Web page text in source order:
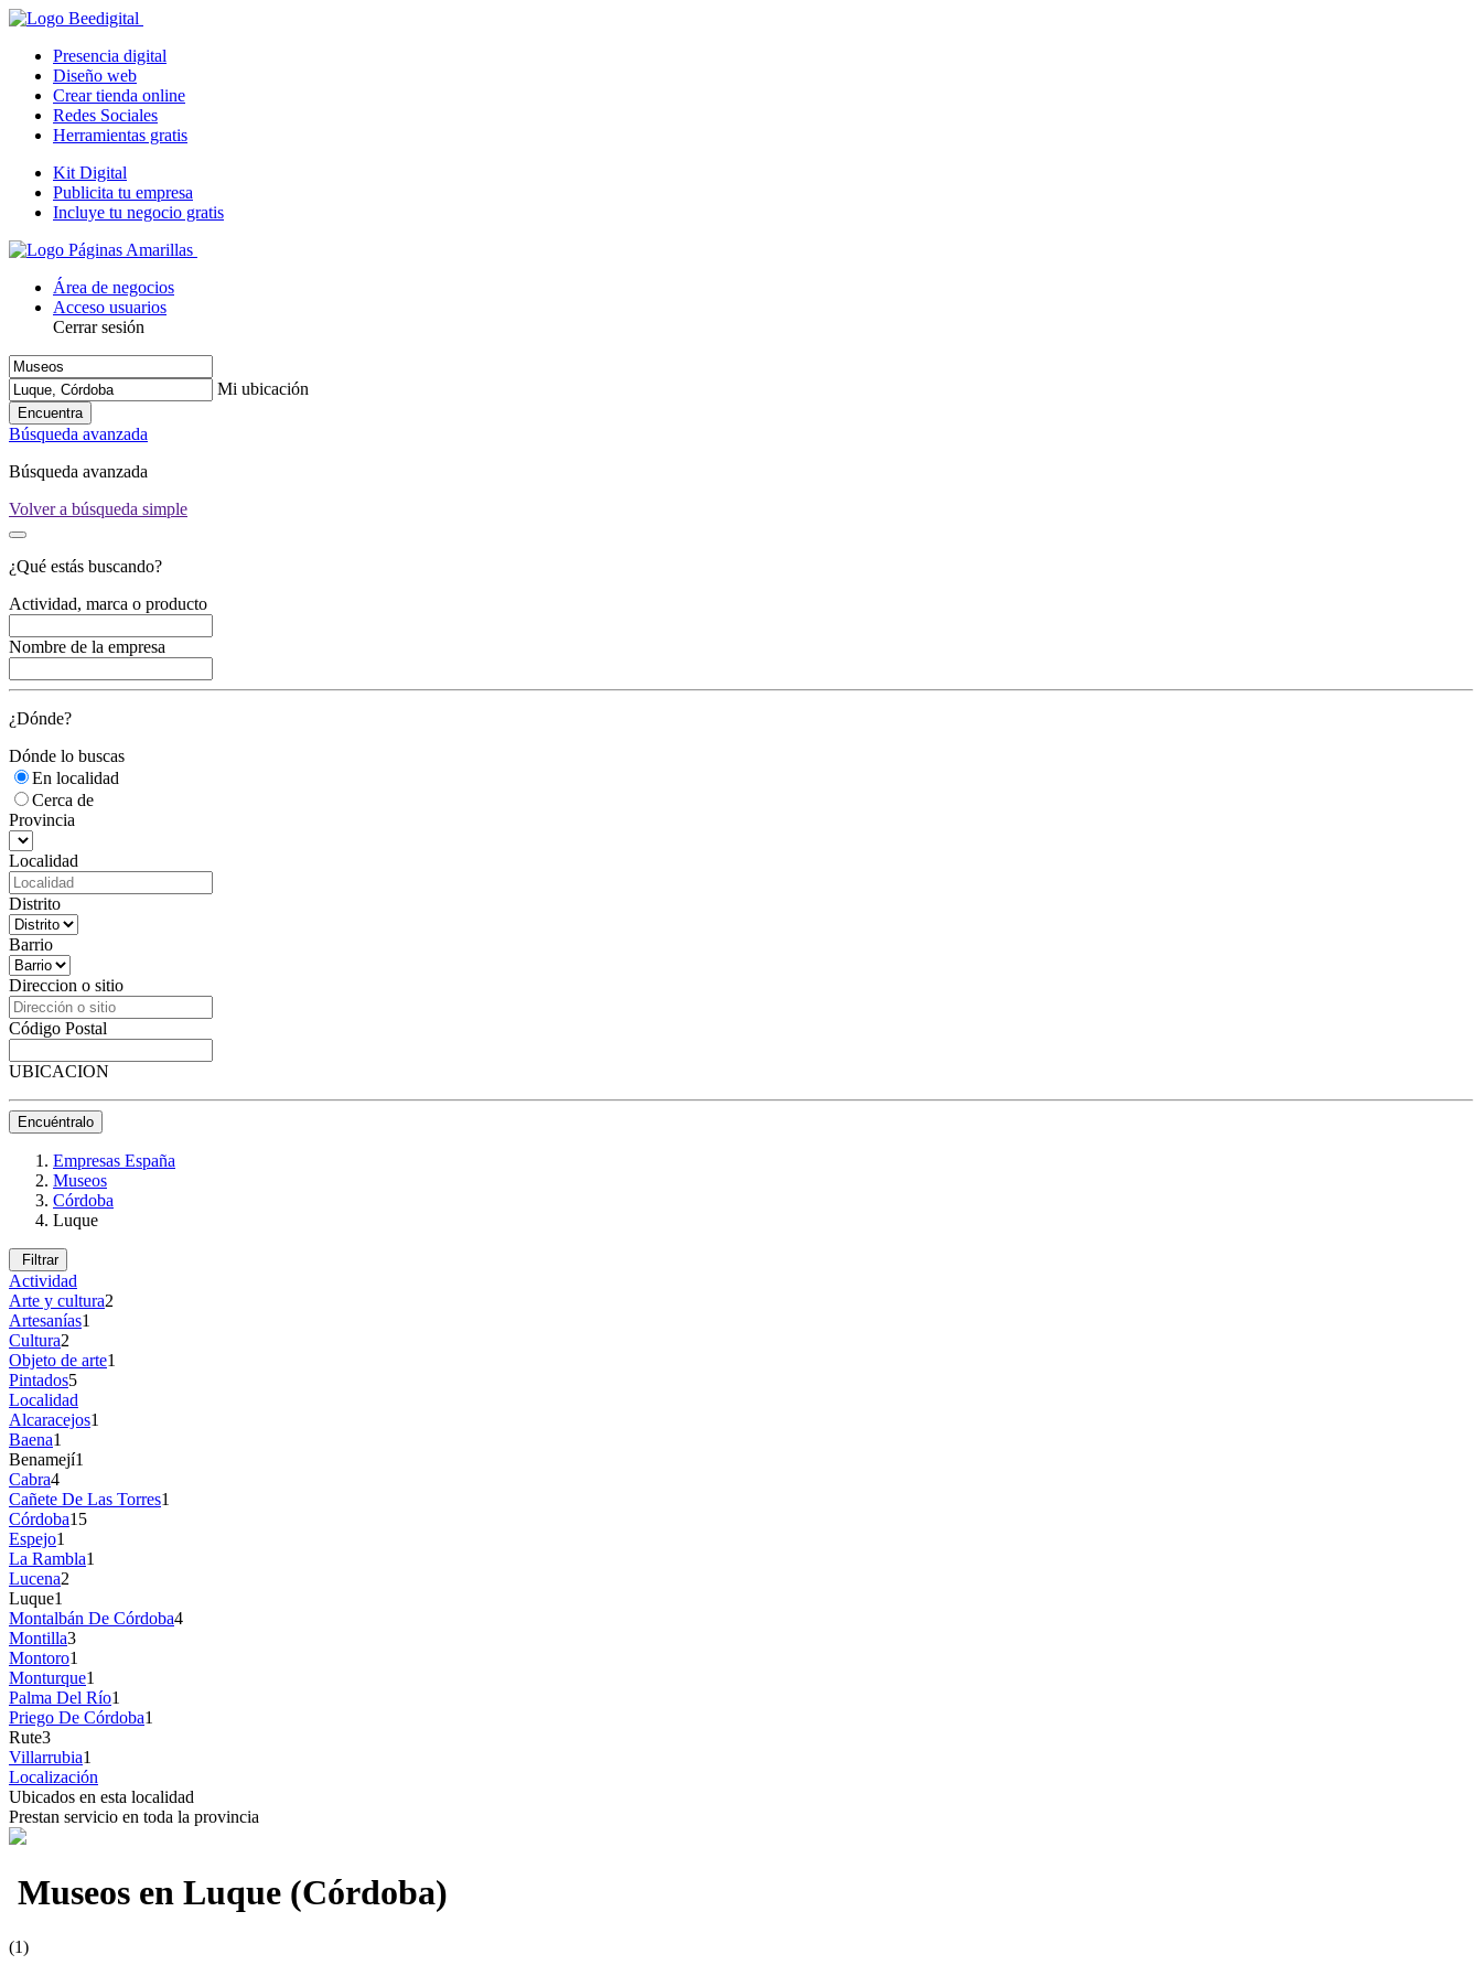
Presencia digital
Diseño web
Crear tienda online
Redes Sociales
Herramientas gratis
Kit Digital
Publicita tu empresa
Incluye tu negocio gratis
Área de negocios
Acceso usuarios
Cerrar sesión
Mi ubicación
Encuentra
Búsqueda avanzada
Búsqueda avanzada
Volver a búsqueda simple
¿Qué estás buscando?
Actividad, marca o producto
Nombre de la empresa
¿Dónde?
Dónde lo buscas
En localidad
Cerca de
Provincia
Localidad
Distrito
Barrio
Direccion o sitio
Código Postal
UBICACION
Encuéntralo
Empresas España
Museos
Córdoba
Luque
Filtrar
Actividad
Arte y cultura2
Artesanías1
Cultura2
Objeto de arte1
Pintados5
Localidad
Alcaracejos1
Baena1
Benamejí1
Cabra4
Cañete De Las Torres1
Córdoba15
Espejo1
La Rambla1
Lucena2
Luque1
Montalbán De Córdoba4
Montilla3
Montoro1
Monturque1
Palma Del Río1
Priego De Córdoba1
Rute3
Villarrubia1
Localización
Ubicados en esta localidad
Prestan servicio en toda la provincia
Museos en Luque (Córdoba)
(1)